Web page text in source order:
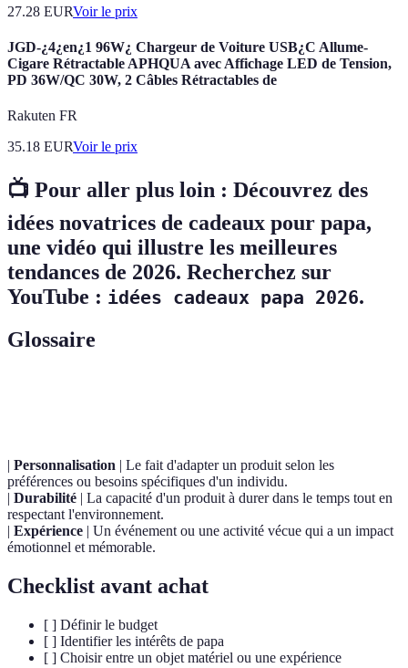
27.28 EURVoir le prix
JGD-¿4¿en¿1 96W¿ Chargeur de Voiture USB¿C Allume-
Cigare Rétractable APHQUA avec Affichage LED de Tension,
PD 36W/QC 30W, 2 Câbles Rétractables de
Rakuten FR
35.18 EURVoir le prix
📺 Pour aller plus loin : Découvrez des
idées novatrices de cadeaux pour papa,
une vidéo qui illustre les meilleures
tendances de 2026. Recherchez sur
YouTube : idées cadeaux papa 2026.
Glossaire
| Personnalisation | Le fait d'adapter un produit selon les
préférences ou besoins spécifiques d'un individu.
| Durabilité | La capacité d'un produit à durer dans le temps tout en
respectant l'environnement.
| Expérience | Un événement ou une activité vécue qui a un impact
émotionnel et mémorable.
Checklist avant achat
[ ] Définir le budget
[ ] Identifier les intérêts de papa
[ ] Choisir entre un objet matériel ou une expérience